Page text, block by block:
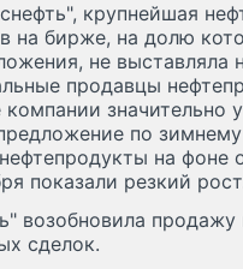
крупнейшая
на бирже, на долю
не
продавцы
значительно
по
на фоне
показали резкий
возобновила продажу
сделок.